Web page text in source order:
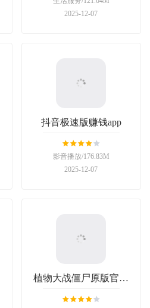
2025-12-07
抖音极速版赚钱app
影音播放/176.83M
2025-12-07
植物大战僵尸原版官方